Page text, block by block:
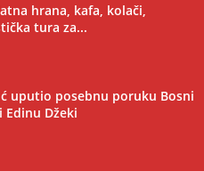
hrana, kafa, kolači,
tura za...
uputio posebnu poruku Bosni
Edinu Džeki